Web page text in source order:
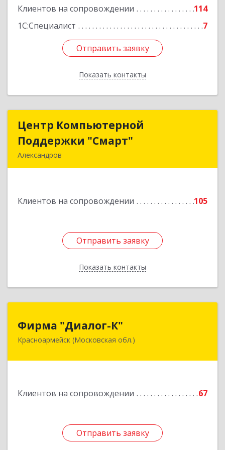
Клиентов на сопровождении
114
1С:Специалист
7
Отправить заявку
Показать контакты
Отправить заявку
Назад
Центр Компьютерной
Поддержки "Смарт"
Александров
Клиентов на сопровождении 105
Отправить заявку
Показать контакты
Центр Компьютерной
Поддержки "Смарт"
Отправить заявку
Назад
Фирма "Диалог-К"
Красноармейск (Московская обл.)
Клиентов на сопровождении 67
Отправить заявку
141292, Московская обл, Красноармейск г,
Отправить заявку